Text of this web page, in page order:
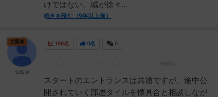
けではない。城が徐々...
続きを読む（9年以上前）
199名 0名 0
スタートのエントランスは共通ですが、途中公
開されていく部屋タイルを懐具合と相談しなが
大賢者
鬼島彪